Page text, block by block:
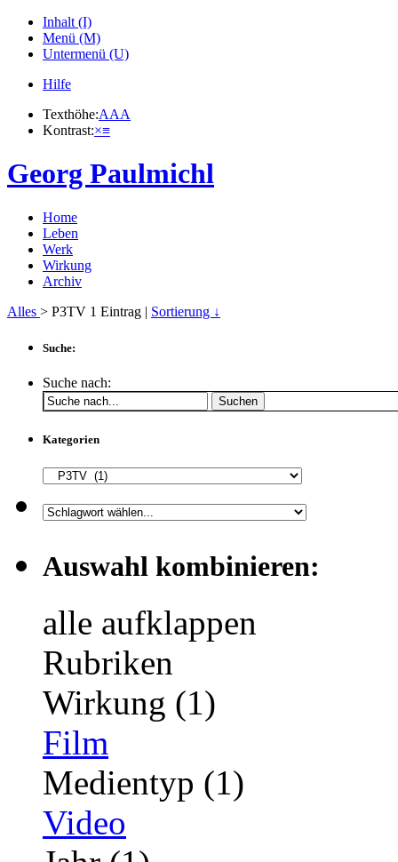
Inhalt (I)
Menü (M)
Untermenü (U)
Hilfe
Texthöhe:AAA
Kontrast:×≡
Georg Paulmichl
Home
Leben
Werk
Wirkung
Archiv
Alles > P3TV 1 Eintrag | Sortierung ↓
Suche:
Suche nach:
Suchen
Kategorien
Auswahl kombinieren:
alle aufklappen
Rubriken
Wirkung (1)
Film
Medientyp (1)
Video